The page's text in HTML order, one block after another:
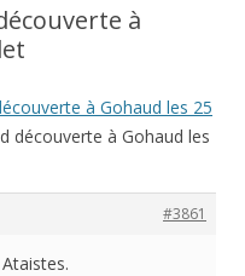
à
à Gohaud les 25
découverte à Gohaud les
#3861